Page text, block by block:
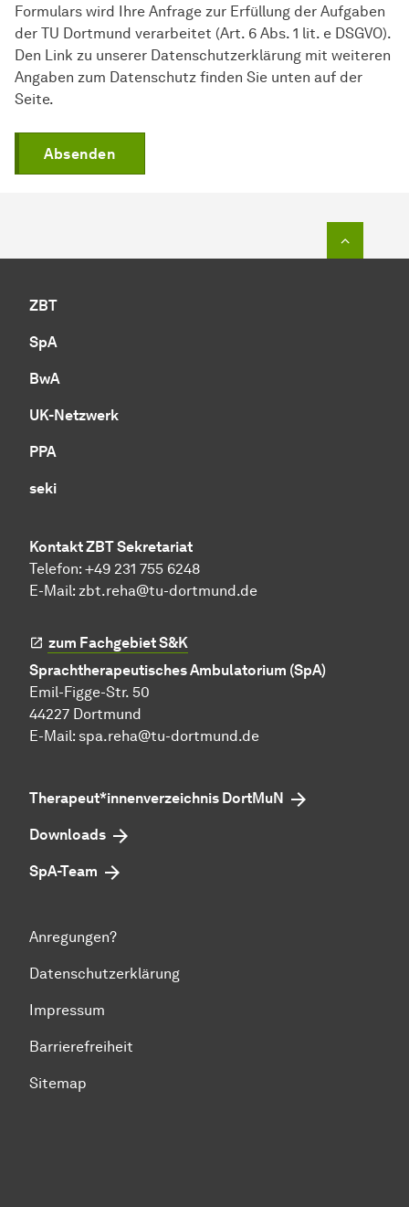
Formulars wird Ihre Anfrage zur Erfüllung der Aufgaben
der TU Dortmund verarbeitet (Art. 6 Abs. 1 lit. e DSGVO).
Den Link zu unserer Datenschutzerklärung mit weiteren
Angaben zum Datenschutz finden Sie unten auf der
Seite.
Absenden
ZBT
SpA
BwA
UK-Netzwerk
PPA
seki
Kontakt ZBT Sekretariat
Telefon: +49 231 755 6248
E-Mail: zbt.reha@tu-dortmund.de
zum Fachgebiet S&K
Sprachtherapeutisches Ambulatorium (SpA)
Emil-Figge-Str. 50
44227 Dortmund
E-Mail: spa.reha@tu-dortmund.de
Therapeut*innenverzeichnis DortMuN
Downloads
SpA-Team
Anregungen?
Datenschutzerklärung
Impressum
Barrierefreiheit
Sitemap